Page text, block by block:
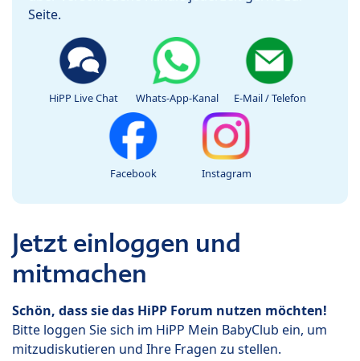
Seite.
HiPP Live Chat Whats-App-Kanal E-Mail / Telefon
Facebook Instagram
Jetzt einloggen und
mitmachen
Schön, dass sie das HiPP Forum nutzen möchten!
Bitte loggen Sie sich im HiPP Mein BabyClub ein, um
mitzudiskutieren und Ihre Fragen zu stellen.